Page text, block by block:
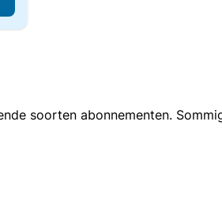
soorten abonnementen.